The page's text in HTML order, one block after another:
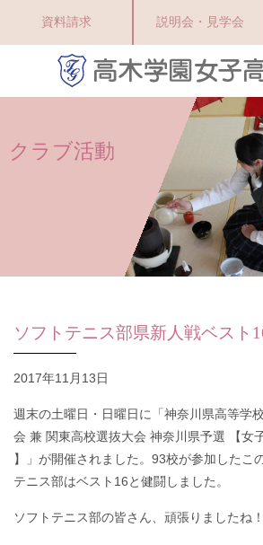
資料請求 説明会・見学会
クラブ活動
ソフトテニス部県新人戦ベスト
2017年11月13日
週末の土曜日・日曜日に「神奈川県高等学
会 兼 関東高校選抜大会 神奈川県予選 【女
】」が開催されました。93校が参加したこ
テニス部はベスト16と健闘しました。
ソフトテニス部の皆さん、頑張りましたね！